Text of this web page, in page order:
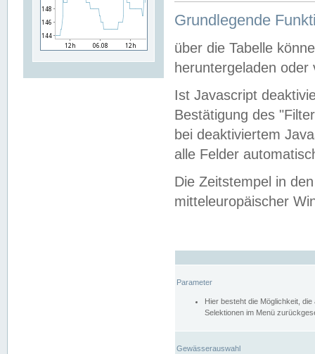
Grundlegende
über die Tabelle
heruntergeladen oder
Ist Javascript
Bestätigung des
bei deaktiviertem
alle Felder
Die Zeitstempel in
mitteleuropäischer
Parameter
Hier besteht die Möglichkeit,
Selektionen im Menü
Gewässerauswahl